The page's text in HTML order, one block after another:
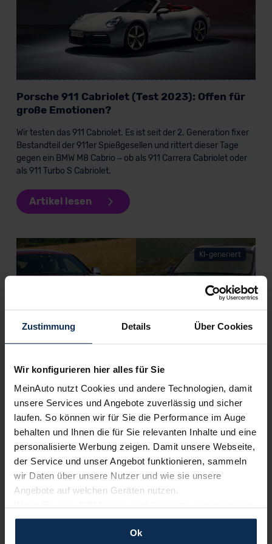
Zustimmung Details Über Cookies
Wir konfigurieren hier alles für Sie
MeinAuto nutzt Cookies und andere Technologien, damit
unsere Services und Angebote zuverlässig und sicher
laufen. So können wir für Sie die Performance im Auge
behalten und Ihnen die für Sie relevanten Inhalte und eine
personalisierte Werbung zeigen. Damit unsere Webseite,
der Service und unser Angebot funktionieren, sammeln
wir Daten über unsere Nutzer und wie sie unsere
Angebote auf welchen Geräten nutzen.
und erlauben uns Cookies für unseren Service zu
verwenden und diese Daten an Dritte weiterzugeben,
Ok
Porsche 911 Cabriolet (Test 2023): Offen für
große Emotionen?
Wir testen das 911 Cabriolet. Es ist seit der 2. Generation fixer
Bestandteil der 911er Spießgesellen und rittert dieser Tage
gegen ein BMW M8 Cabrio – ob als 911 Carrera Cabriolet oder
als 911 Turbo S Cabriolet.
Artikel lesen
KI-generiert
BMW X4 vs. Porsche Macan 2022: Wer gewinnt das
Duell der Sport-SUV-Coupes?
Weitere Artikel im Automagazin
zum Automagazin